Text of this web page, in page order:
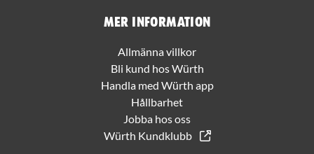
Mer information
Allmänna villkor
Bli kund hos Würth
Handla med Würth app
Hållbarhet
Jobba hos oss
Würth Kundklubb